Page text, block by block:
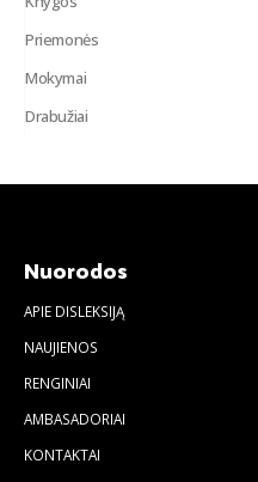
Priemonės
Mokymai
Drabužiai
Nuorodos
APIE DISLEKSIJĄ
NAUJIENOS
RENGINIAI
AMBASADORIAI
KONTAKTAI